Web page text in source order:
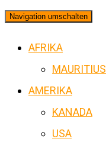
Navigation umschalten
AFRIKA
MAURITIUS
AMERIKA
KANADA
USA